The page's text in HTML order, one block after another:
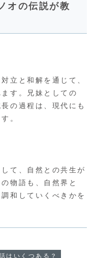
オの伝説が教
立と和解を通じて、
す。兄妹としての
の過程は、現代にも
。
て、自然との共生が
物語も、自然界と
和していくべきかを
はいくつある？